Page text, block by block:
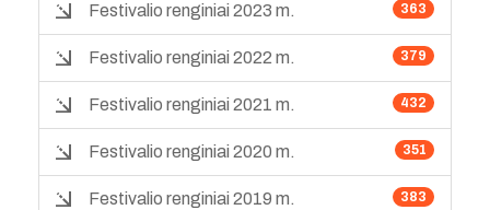
363
Festivalio renginiai 2023 m.
379
Festivalio renginiai 2022 m.
432
Festivalio renginiai 2021 m.
351
Festivalio renginiai 2020 m.
383
Festivalio renginiai 2019 m.